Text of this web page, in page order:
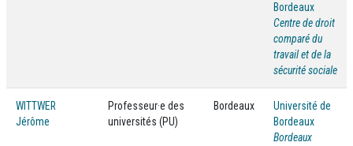
Bordeaux
Centre de droit
comparé du
travail et de la
sécurité sociale
WITTWER
Jérôme
Professeur·e des
universités (PU)
Bordeaux
Université de
Bordeaux
Bordeaux